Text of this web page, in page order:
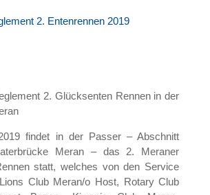
2. Entenrennen 2019
2. Glücksenten Rennen in der
findet in der Passer – Abschnitt
Meran – das 2. Meraner
statt, welches von den Service
Club Meran/o Host, Rotary Club